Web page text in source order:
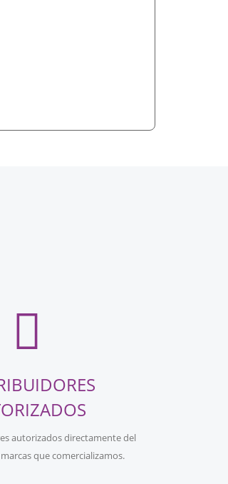
autorizados directamente del
que comercializamos.